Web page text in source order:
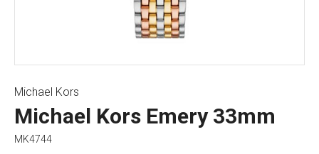
Michael Kors
Michael Kors Emery 33mm
MK4744